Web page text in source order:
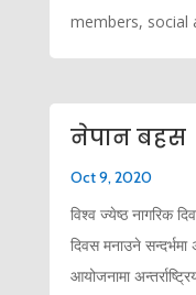
members, social
नेपान बहस
Oct 9, 2020
विश्व ज्येष्ठ नागरिक
दिवस मनाउने
आयोजनामा